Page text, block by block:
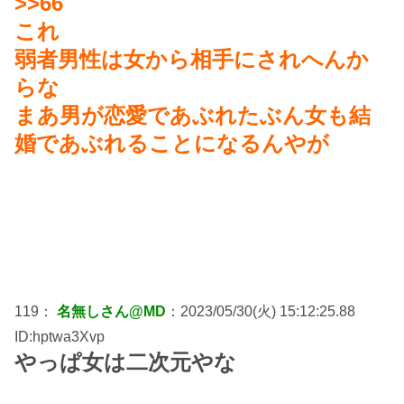
これ
弱者男性は女から相手にされへんか
らな
まあ男が恋愛であぶれたぶん女も結
婚であぶれることになるんやが
119： 名無しさん@MD ：2023/05/30(火) 15:12:25.88
ID:hptwa3Xvp
やっぱ女は二次元やな